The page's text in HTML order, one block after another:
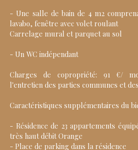
- Une salle de bain de 4 m2
lavabo, fenêtre avec volet roulant
Carrelage mural et parquet au sol
- Un WC indépendant
Charges de copropriété: 91 €/
l'entretien des parties communes et
Caractéristiques supplémentaires du
- Résidence de 23 appartements
très haut débit Orange
- Place de parking dans la résidence